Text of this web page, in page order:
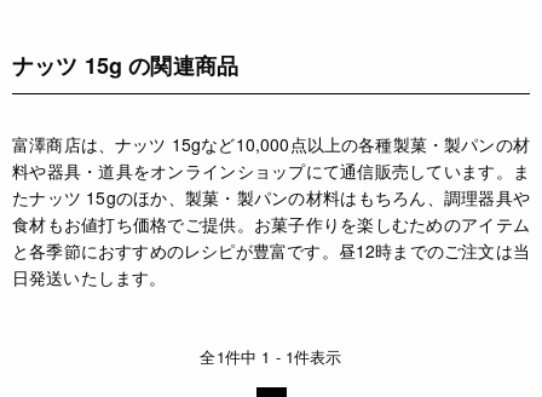
ナッツ 15g の関連商品
富澤商店は、ナッツ 15gなど10,000点以上の各種製菓・製パンの材
料や器具・道具をオンラインショップにて通信販売しています。ま
たナッツ 15gのほか、製菓・製パンの材料はもちろん、調理器具や
食材もお値打ち価格でご提供。お菓子作りを楽しむためのアイテム
と各季節におすすめのレシピが豊富です。昼12時までのご注文は当
日発送いたします。
全1件中 1 - 1件表示